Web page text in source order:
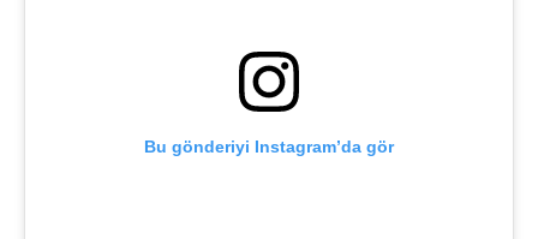
Bu gönderiyi Instagram’da gör